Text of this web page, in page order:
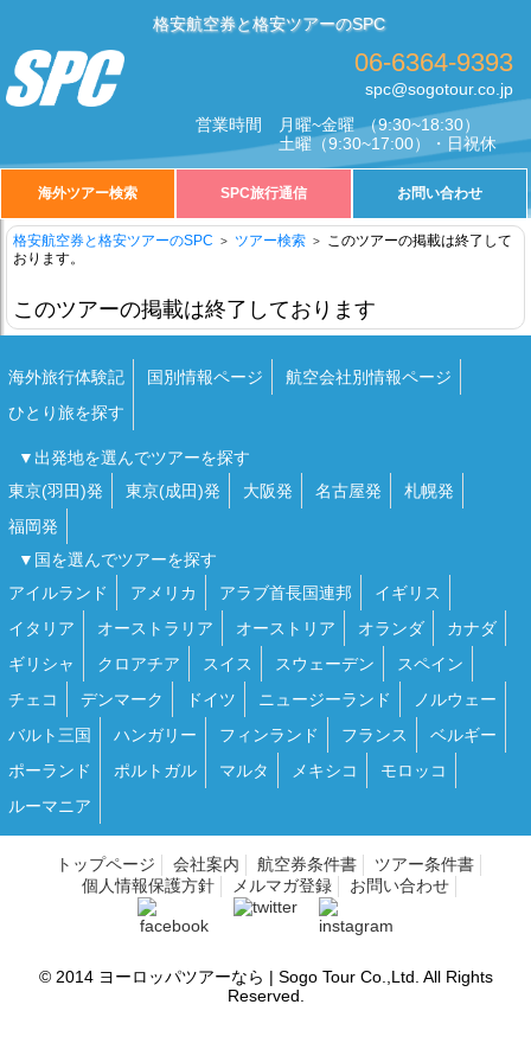
格安航空券と格安ツアーのSPC
06-6364-9393
spc@sogotour.co.jp
営業時間
月曜~金曜 （9:30~18:30）
土曜（9:30~17:00）・日祝休
海外ツアー検索 SPC旅行通信 お問い合わせ
格安航空券と格安ツアーのSPC ツアー検索
このツアーの掲載は終了して
おります。
このツアーの掲載は終了しております
海外旅行体験記 国別情報ページ
航空会社別情報ページ
ひとり旅を探す
▼出発地を選んでツアーを探す
東京(羽田)発
東京(成田)発 大阪発 名古屋発
札幌発
福岡発
▼国を選んでツアーを探す
アイルランド
アメリカ アラブ首長国連邦
イギリス
イタリア
オーストラリア オーストリア オランダ
カナダ
ギリシャ
クロアチア スイス スウェーデン
スペイン
チェコ
デンマーク ドイツ ニュージーランド
ノルウェー
バルト三国
ハンガリー フィンランド フランス
ベルギー
ポーランド
ポルトガル マルタ メキシコ
モロッコ
ルーマニア
トップページ 会社案内 航空券条件書
ツアー条件書
個人情報保護方針
メルマガ登録 お問い合わせ
© 2014 ヨーロッパツアーなら | Sogo TourCo.,Ltd. All Rights
Reserved.